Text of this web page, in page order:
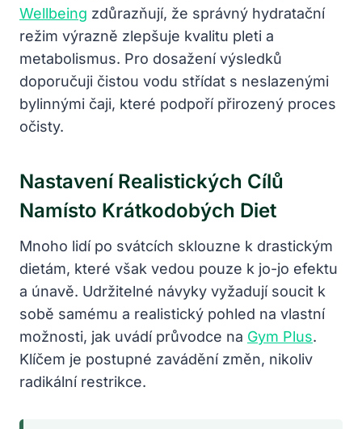
Wellbeing zdůrazňují, že správný hydratační
režim výrazně zlepšuje kvalitu pleti a
metabolismus. Pro dosažení výsledků
doporučuji čistou vodu střídat s neslazenými
bylinnými čaji, které podpoří přirozený proces
očisty.
Nastavení Realistických Cílů
Namísto Krátkodobých Diet
Mnoho lidí po svátcích sklouzne k drastickým
dietám, které však vedou pouze k jo-jo efektu
a únavě. Udržitelné návyky vyžadují soucit k
sobě samému a realistický pohled na vlastní
možnosti, jak uvádí průvodce na Gym Plus.
Klíčem je postupné zavádění změn, nikoliv
radikální restrikce.